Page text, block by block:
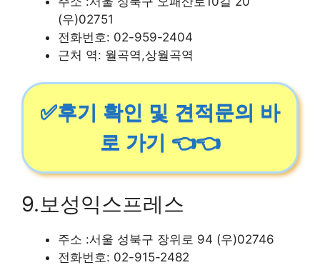
(우)02751
전화번호: 02-959-2404
근처 역: 월곡역,상월곡역
✅후기 확인 및 견적문의 바
로 가기 👈👈
9.보성익스프레스
주소 :서울 성북구 장위로 94 (우)02746
전화번호: 02-915-2482